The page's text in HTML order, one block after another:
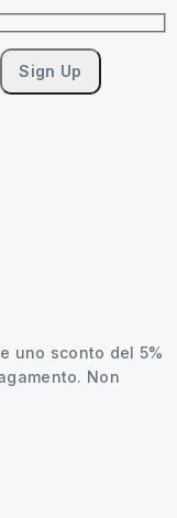
uno sconto del 5%
Non